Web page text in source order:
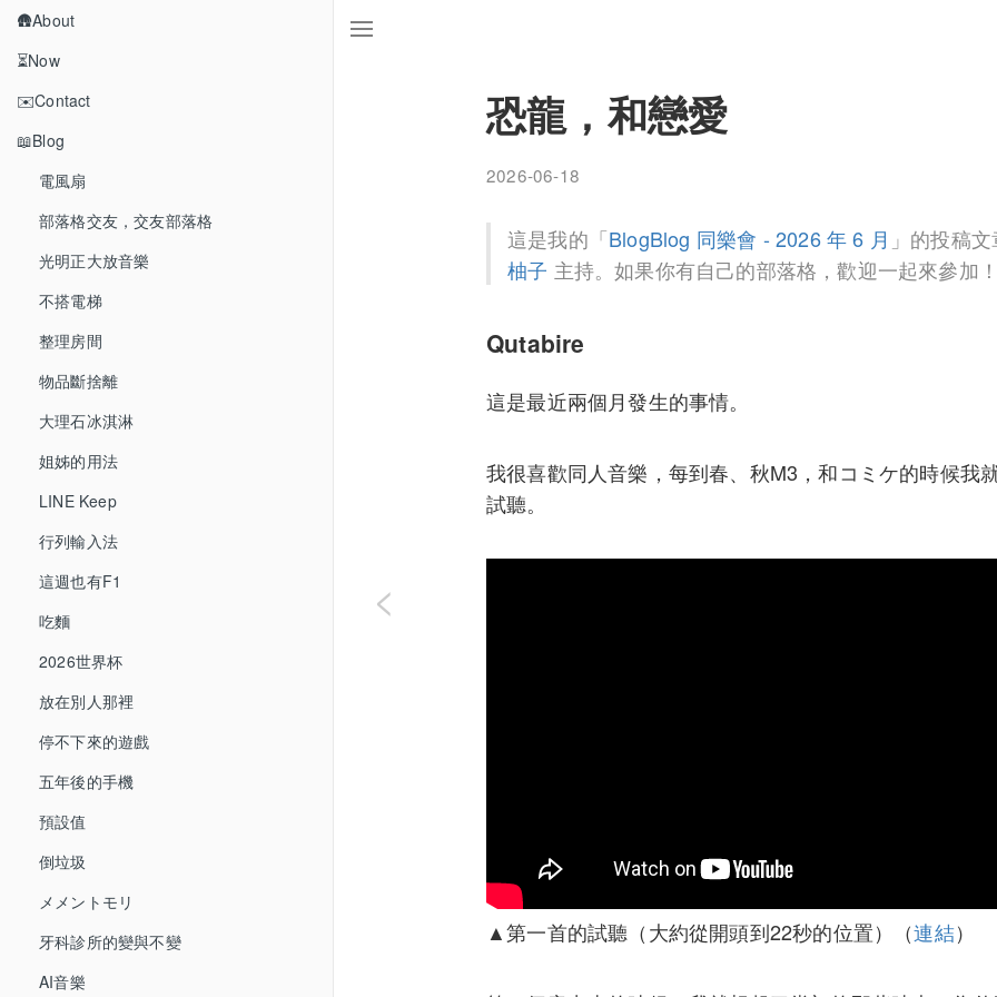
🛖About
⏳Now
✉️Contact
📖Blog
電風扇
部落格交友，交友部落格
光明正大放音樂
不搭電梯
整理房間
物品斷捨離
大理石冰淇淋
姐姊的用法
LINE Keep
行列輸入法
這週也有F1
吃麵
2026世界杯
放在別人那裡
停不下來的遊戲
五年後的手機
預設值
倒垃圾
メメントモリ
牙科診所的變與不變
AI音樂
恐龍，和戀愛
2026-06-18
這是我的「BlogBlog 同樂會 - 2026 年 6 月 」的投稿
柚子 主持。如果你有自己的部落格，歡迎一起來參加
Qutabire
這是最近兩個月發生的事情。
我很喜歡同人音樂，每到春、秋M3，和コミケ的時候我
試聽。
▲第一首的試聽（大約從開頭到22秒的位置）（連結）
<